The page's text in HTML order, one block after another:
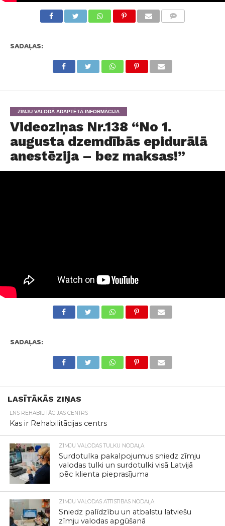
SADAĻAS:
ZĪMJU VALODĀ ADAPTĒTĀ INFORMĀCIJA
Videoziņas Nr.138 “No 1.
augusta dzemdībās epidurālā
anestēzija – bez maksas!”
SADAĻAS:
LASĪTĀKĀS ZIŅAS
LNS REHABILITĀCIJAS CENTRS
Kas ir Rehabilitācijas centrs
ZĪMJU VALODAS TULKU NODAĻA
Surdotulka pakalpojumus sniedz zīmju
valodas tulki un surdotulki visā Latvijā
pēc klienta pieprasījuma
ZĪMJU VALODAS ATTĪSTĪBAS NODAĻA
Sniedz palīdzību un atbalstu latviešu
zīmju valodas apgūšanā